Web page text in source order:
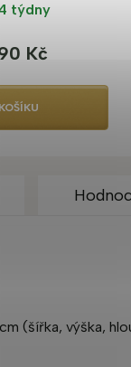
týdny
Kč
(šířka, výška,